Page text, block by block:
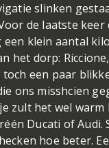
slinken
de laatste
klein aantal
het dorp:
een paar
ons misshcien
zult het wel
Ducati of Audi.
hoe beter.